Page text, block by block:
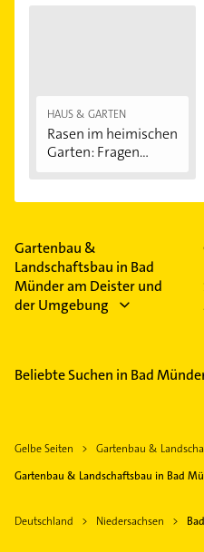
HAUS & GARTEN
Rasen im heimischen
Garten: Fragen...
Gartenbau &
Landschaftsbau in Bad
Münder am Deister und
der Umgebung
Beliebte Suchen in Bad
Gelbe Seiten
Gartenbau &
Gartenbau & Landschaftsbau in Bad
Deutschland Niedersachsen